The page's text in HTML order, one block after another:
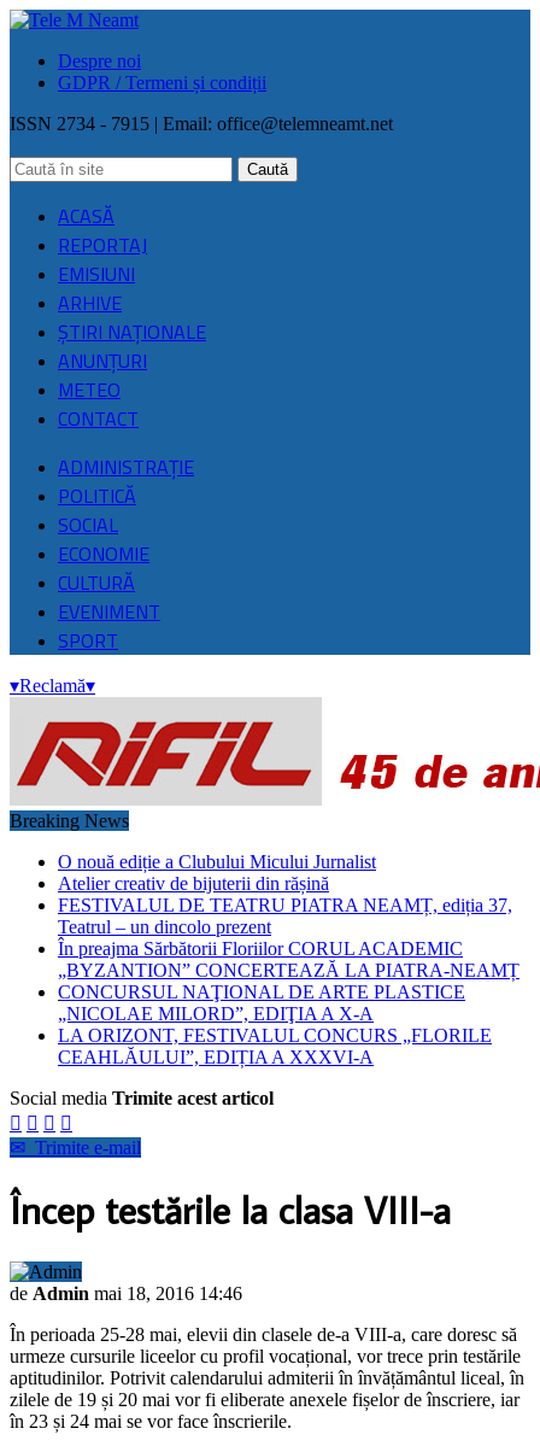
Despre noi
GDPR / Termeni și condiții
ISSN 2734 - 7915 | Email: office@telemneamt.net
ACASĂ
REPORTAJ
EMISIUNI
ARHIVE
ŞTIRI NAŢIONALE
ANUNȚURI
METEO
CONTACT
ADMINISTRAȚIE
POLITICĂ
SOCIAL
ECONOMIE
CULTURĂ
EVENIMENT
SPORT
▾Reclamă▾
Breaking News
O nouă ediție a Clubului Micului Jurnalist
Atelier creativ de bijuterii din rășină
FESTIVALUL DE TEATRU PIATRA NEAMȚ, ediția 37,
Teatrul – un dincolo prezent
În preajma Sărbătorii Floriilor CORUL ACADEMIC
„BYZANTION” CONCERTEAZĂ LA PIATRA-NEAMȚ
CONCURSUL NAŢIONAL DE ARTE PLASTICE
„NICOLAE MILORD”, EDIŢIA A X-A
LA ORIZONT, FESTIVALUL CONCURS „FLORILE
CEAHLĂULUI”, EDIȚIA A XXXVI-A
Social media Trimite acest articol
   
✉ Trimite e-mail
Încep testările la clasa VIII-a
de Admin mai 18, 2016 14:46
În perioada 25-28 mai, elevii din clasele de-a VIII-a, care doresc să
urmeze cursurile liceelor cu profil vocațional, vor trece prin testările
aptitudinilor. Potrivit calendarului admiterii în învățământul liceal, în
zilele de 19 și 20 mai vor fi eliberate anexele fișelor de înscriere, iar
în 23 și 24 mai se vor face înscrierile.